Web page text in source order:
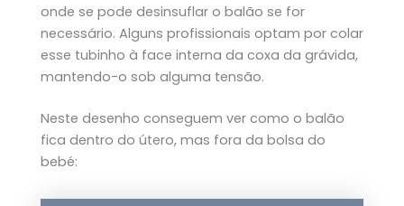
onde se pode desinsuflar o balão se for
necessário. Alguns profissionais optam por colar
esse tubinho à face interna da coxa da grávida,
mantendo-o sob alguma tensão.
Neste desenho conseguem ver como o balão
fica dentro do útero, mas fora da bolsa do
bebé: